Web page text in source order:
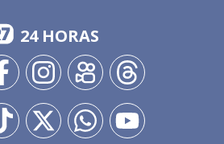
24 HORAS